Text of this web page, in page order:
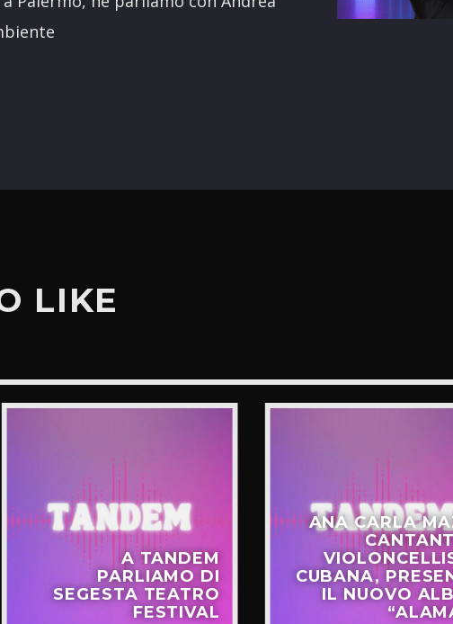
LIKE
A TANDEM
PARLIAMO DI
SEGESTA TEATRO
FESTIVAL
ANA CARLA
CUBANA,
IL NUOVO